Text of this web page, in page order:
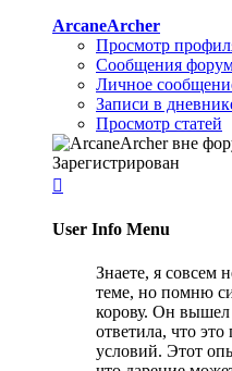
ArcaneArcher
Просмотр
Сообщения
Личное
Записи в
Просмотр статей
Зарегистрирован

User Info Menu
Знаете, я совсем
теме, но помню
корову. Он вышел
ответила, что
условий. Этот